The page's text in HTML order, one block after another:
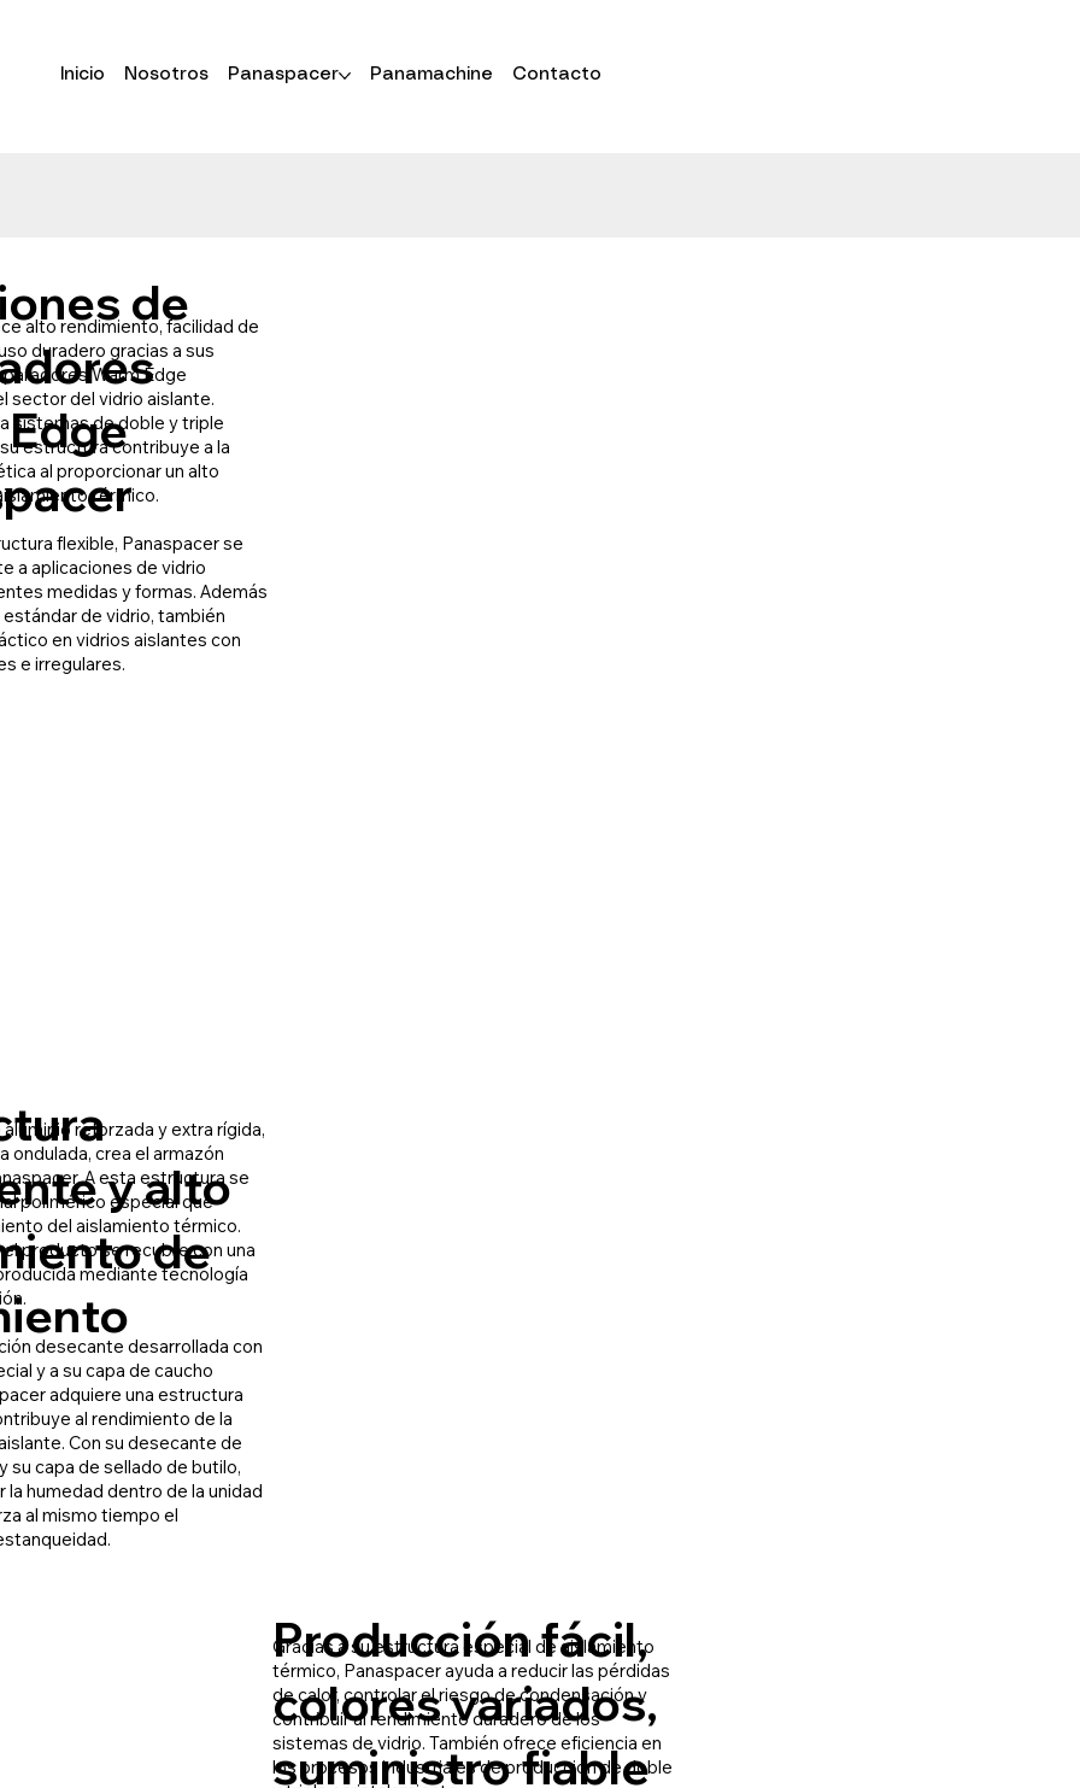
Inicio Nosotros Panaspacer Panamachine Contacto
de
alto rendimiento, facilidad de
duradero gracias a sus
Warm Edge
sector del vidrio aislante.
sistemas de doble y triple
estructura contribuye a la
al proporcionar un alto
térmico.
flexible, Panaspacer se
a aplicaciones de vidrio
medidas y formas. Además
de vidrio, también
en vidrios aislantes con
e irregulares.
reforzada y extra rígida,
ondulada, crea el armazón
A esta estructura se
polimérico especial que
del aislamiento térmico.
producto se recubre con una
mediante tecnología
desecante desarrollada con
y a su capa de caucho
adquiere una estructura
al rendimiento de la
Con su desecante de
su capa de sellado de butilo,
la humedad dentro de la unidad
al mismo tiempo el
y alto
de
Producción fácil,
colores variados,
suministro fiable
Gracias a su estructura especial de aislamiento
térmico, Panaspacer ayuda a reducir las pérdidas
de calor, controlar el riesgo de condensación y
contribuir al rendimiento duradero de los
sistemas de vidrio. También ofrece eficiencia en
los procesos industriales de producción de doble